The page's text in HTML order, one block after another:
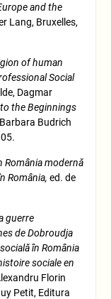
and the
Lang, Bruxelles,
of human
Social
Dagmar
the Beginnings
Barbara Budrich
România modernă
România, ed. de
guerre
de Dobroudja
în România
sociale en
Florin
Petit, Editura